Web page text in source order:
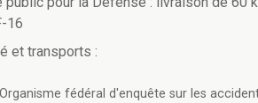
16
et transports :
Organisme fédéral d'enquête sur les